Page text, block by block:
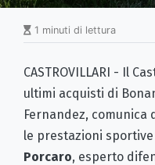
1 minuti di lettura
CASTROVILLARI - Il
ultimi acquisti di
Fernandez,
le prestazioni
Porcaro, esperto